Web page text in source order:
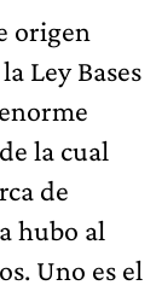
origen
Ley Bases
la cual
de
hubo al
Uno es el